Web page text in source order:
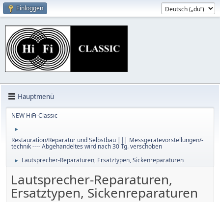
Einloggen
Hauptmenü
NEW HiFi-Classic
►
Restauration/Reparatur und Selbstbau ||| Messgerätevorstellungen/-
technik ---- Abgehandeltes wird nach 30 Tg. verschoben
► Lautsprecher-Reparaturen, Ersatztypen, Sickenreparaturen
Lautsprecher-Reparaturen,
Ersatztypen, Sickenreparaturen